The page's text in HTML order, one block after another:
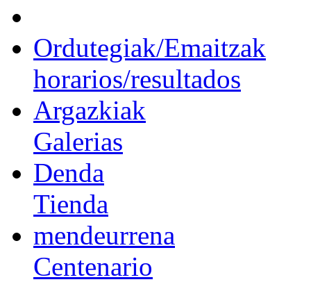
Ordutegiak/Emaitzak
horarios/resultados
Argazkiak
Galerias
Denda
Tienda
mendeurrena
Centenario